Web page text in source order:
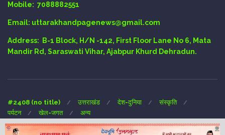
Mobile: 7088882551
Email: uttarakhandpagenews@gmail.com
Address:
B-1 Block, H/N -142, First Floor Lane No 6, Mata
Mandir Rd, Saraswati Vihar, Ajabpur Khurd Dehradun.
#2408 (no title) उत्तराखंड देश-दुनिया
संस्कृति
पर्यटन
खेल-जगत अन्य
Copyright © 2024 UTTARAKHAND-PAGE